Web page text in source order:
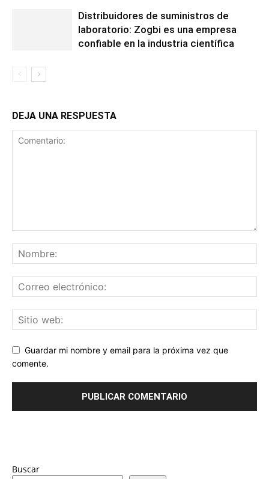
Distribuidores de suministros de
laboratorio: Zogbi es una empresa
confiable en la industria científica
DEJA UNA RESPUESTA
Guardar mi nombre y email para la próxima vez que
comente.
Buscar